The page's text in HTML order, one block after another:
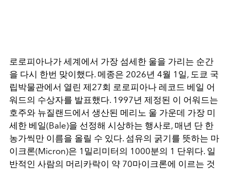
로로피아나가 세계에서 가장 섬세한 울을 가리는 순간
을 다시 한번 맞이했다. 메종은 2026년 4월 1일, 도쿄 국
립박물관에서 열린 제27회 로로피아나 레코드 베일 어
워드의 수상자를 발표했다. 1997년 제정된 이 어워드는
호주와 뉴질랜드에서 생산된 메리노 울 가운데 가장 미
세한 베일(Bale)을 선정해 시상하는 행사로, 매년 단 한
농가씩만 이름을 올릴 수 있다. 섬유의 굵기를 뜻하는 마
이크론(Micron)은 1밀리미터의 1000분의 1 단위다. 일
반적인 사람의 머리카락이 약 70마이크론에 이르는 것